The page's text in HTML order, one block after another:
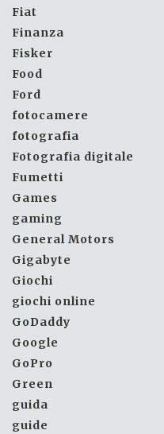
Fiat
Finanza
Fisker
Food
Ford
fotocamere
fotografia
Fotografia digitale
Fumetti
Games
gaming
General Motors
Gigabyte
Giochi
giochi online
GoDaddy
Google
GoPro
Green
guida
guide